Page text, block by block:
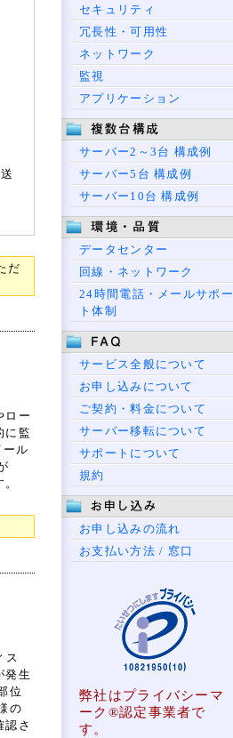
だ
ロー
に監
ル
ス
発生
位
の
認さ
セキュリティ
冗長性・可用性
ネットワーク
監視
アプリケーション
サーバー2～3台 構成例
サーバー5台 構成例
サーバー10台 構成例
データセンター
回線・ネットワーク
24時間電話・メールサポー
ト体制
サービス全般について
お申し込みについて
ご契約・料金について
サーバー移転について
サポートについて
規約
お申し込みの流れ
お支払い方法 / 窓口
弊社はプライバシーマ
ーク®認定事業者で
す。